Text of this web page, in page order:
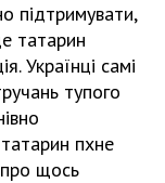
підтримувати,
татарин
Українці самі
тупого
пхне
про щось